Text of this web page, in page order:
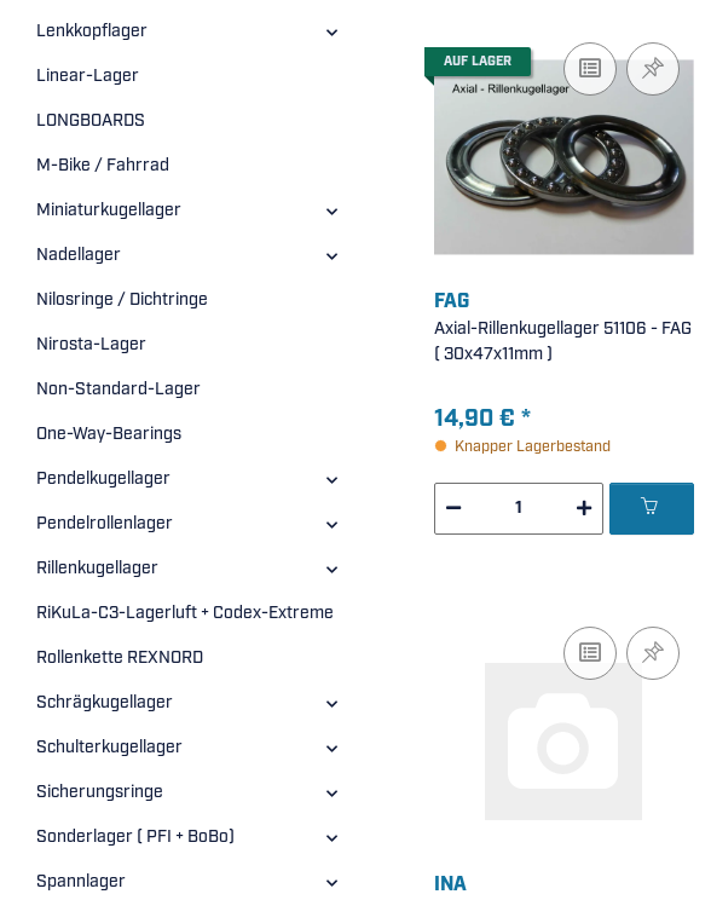
AUF LAGER
FAG
Axial-Rillenkugellager 51106 - FAG
( 30x47x11mm )
14,90 € *
Knapper Lagerbestand
INA
Lenkkopflager
Linear-Lager
LONGBOARDS
M-Bike / Fahrrad
Miniaturkugellager
Nadellager
Nilosringe / Dichtringe
Nirosta-Lager
Non-Standard-Lager
One-Way-Bearings
Pendelkugellager
Pendelrollenlager
Rillenkugellager
RiKuLa-C3-Lagerluft + Codex-Extreme
Rollenkette REXNORD
Schrägkugellager
Schulterkugellager
Sicherungsringe
Sonderlager ( PFI + BoBo)
Spannlager